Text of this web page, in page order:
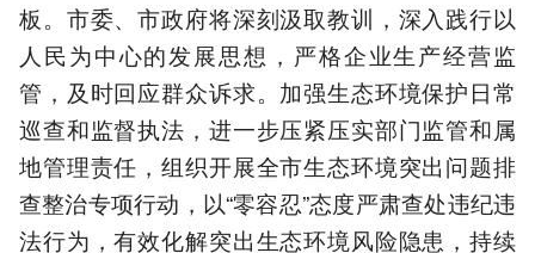
板。市委、市政府将深刻汲取教训，深入践行以
人民为中心的发展思想，严格企业生产经营监
管，及时回应群众诉求。加强生态环境保护日常
巡查和监督执法，进一步压紧压实部门监管和属
地管理责任，组织开展全市生态环境突出问题排
查整治专项行动，以“零容忍”态度严肃查处违纪违
法行为，有效化解突出生态环境风险隐患，持续